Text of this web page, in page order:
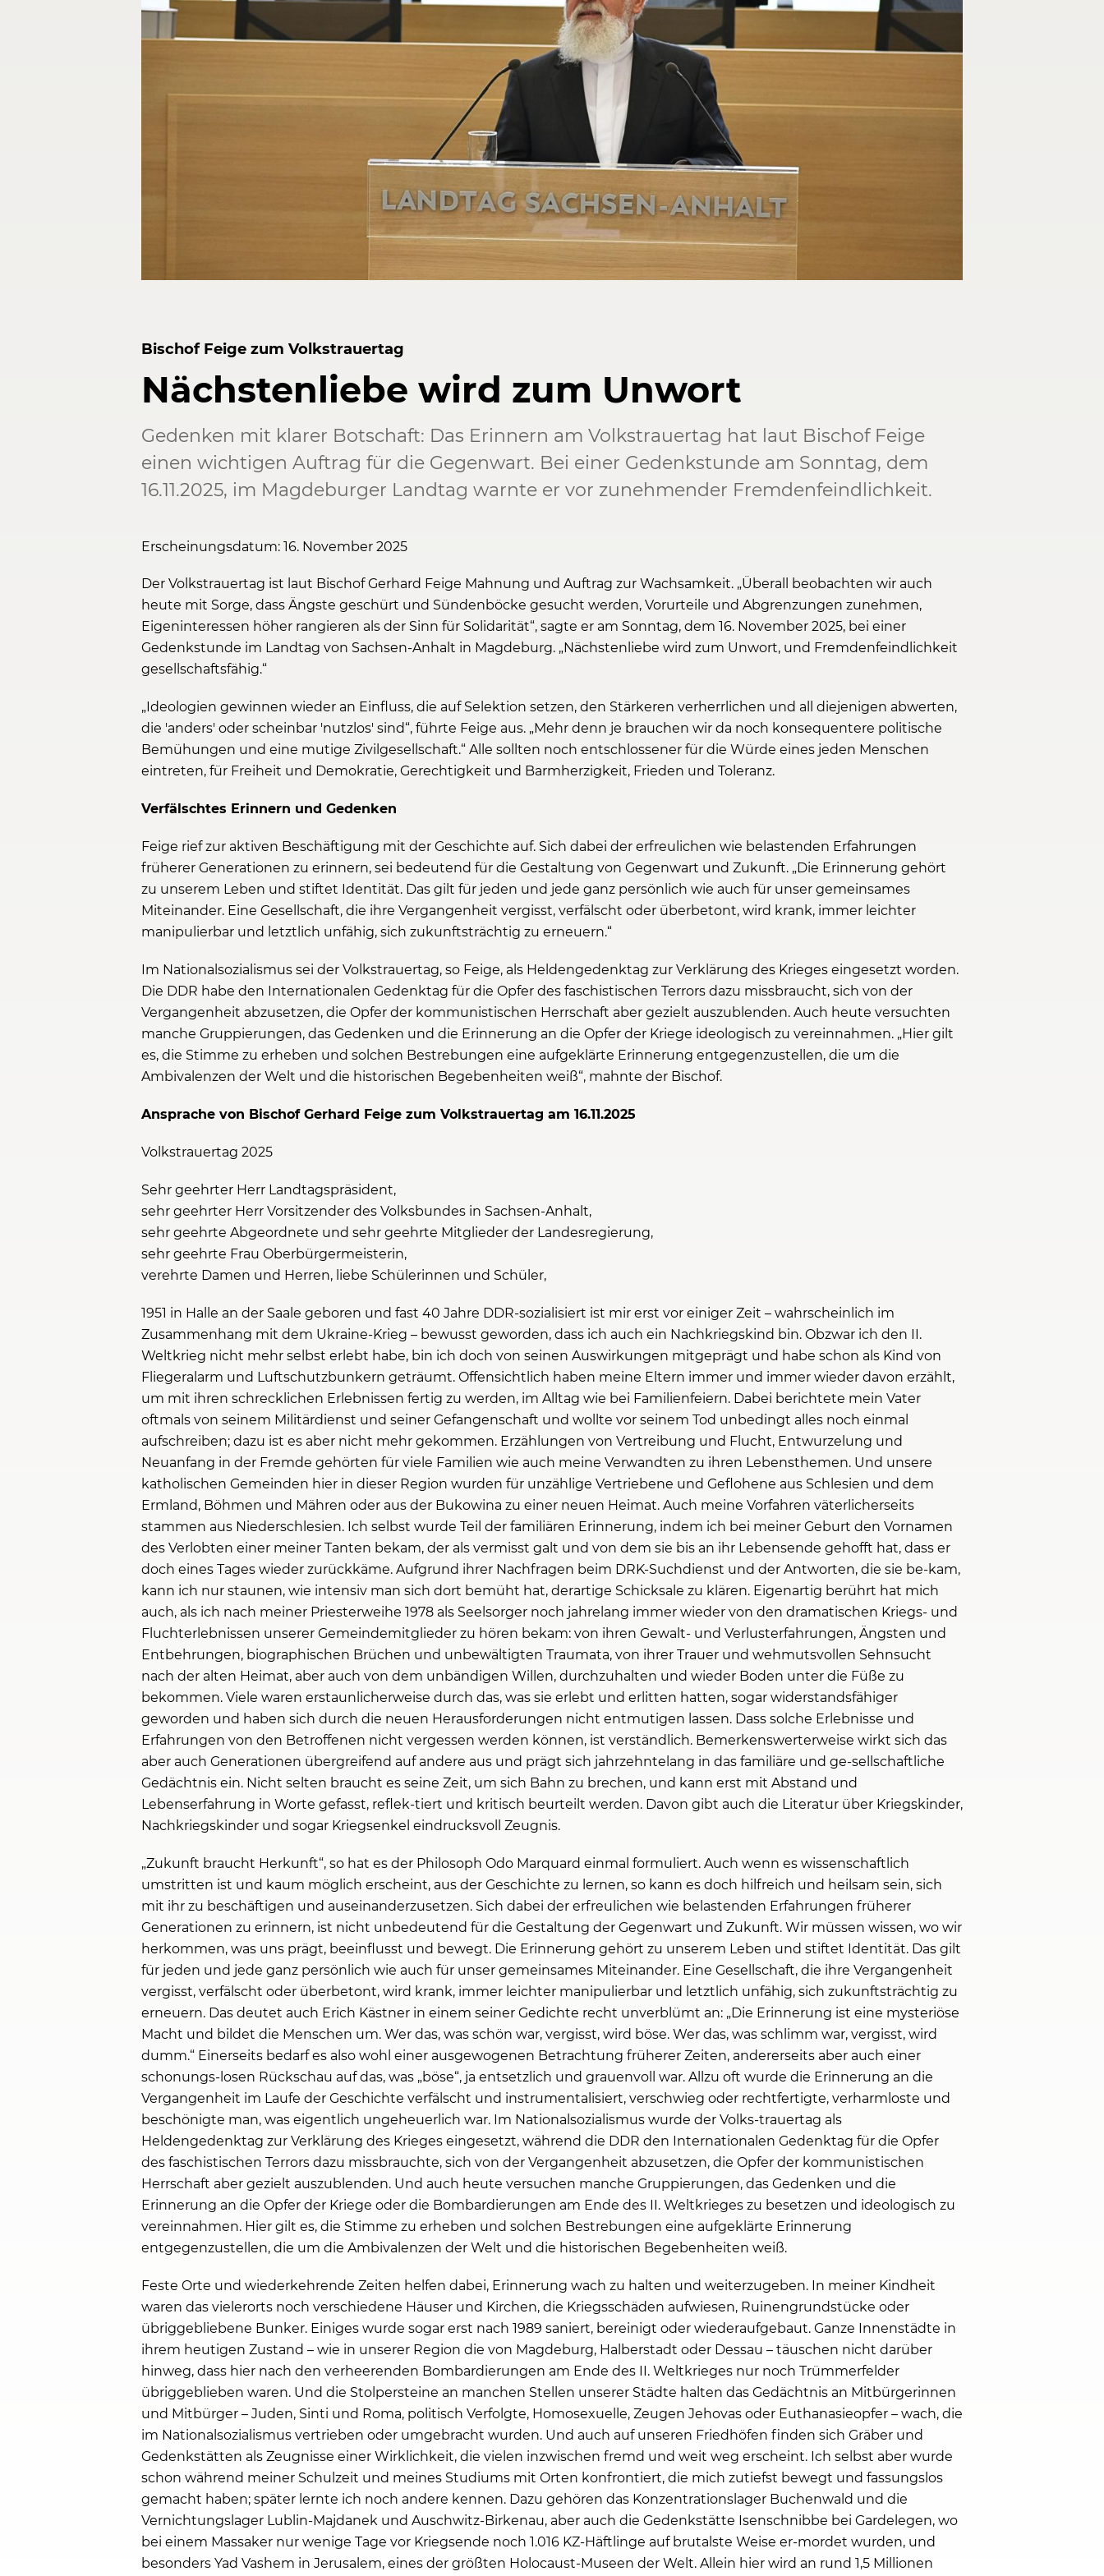
Bischof Feige zum Volkstrauertag
Nächstenliebe wird zum Unwort
Gedenken mit klarer Botschaft: Das Erinnern am Volkstrauertag hat laut Bischof Feige
einen wichtigen Auftrag für die Gegenwart. Bei einer Gedenkstunde am Sonntag, dem
16.11.2025, im Magdeburger Landtag warnte er vor zunehmender Fremdenfeindlichkeit.
Erscheinungsdatum: 16. November 2025
Der Volkstrauertag ist laut Bischof Gerhard Feige Mahnung und Auftrag zur Wachsamkeit. „Überall beobachten wir auch
heute mit Sorge, dass Ängste geschürt und Sündenböcke gesucht werden, Vorurteile und Abgrenzungen zunehmen,
Eigeninteressen höher rangieren als der Sinn für Solidarität“, sagte er am Sonntag, dem 16. November 2025, bei einer
Gedenkstunde im Landtag von Sachsen-Anhalt in Magdeburg. „Nächstenliebe wird zum Unwort, und Fremdenfeindlichkeit
gesellschaftsfähig.“
„Ideologien gewinnen wieder an Einfluss, die auf Selektion setzen, den Stärkeren verherrlichen und all diejenigen abwerten,
die 'anders' oder scheinbar 'nutzlos' sind“, führte Feige aus. „Mehr denn je brauchen wir da noch konsequentere politische
Bemühungen und eine mutige Zivilgesellschaft.“ Alle sollten noch entschlossener für die Würde eines jeden Menschen
eintreten, für Freiheit und Demokratie, Gerechtigkeit und Barmherzigkeit, Frieden und Toleranz.
Verfälschtes Erinnern und Gedenken
Feige rief zur aktiven Beschäftigung mit der Geschichte auf. Sich dabei der erfreulichen wie belastenden Erfahrungen
früherer Generationen zu erinnern, sei bedeutend für die Gestaltung von Gegenwart und Zukunft. „Die Erinnerung gehört
zu unserem Leben und stiftet Identität. Das gilt für jeden und jede ganz persönlich wie auch für unser gemeinsames
Miteinander. Eine Gesellschaft, die ihre Vergangenheit vergisst, verfälscht oder überbetont, wird krank, immer leichter
manipulierbar und letztlich unfähig, sich zukunftsträchtig zu erneuern.“
Im Nationalsozialismus sei der Volkstrauertag, so Feige, als Heldengedenktag zur Verklärung des Krieges eingesetzt worden.
Die DDR habe den Internationalen Gedenktag für die Opfer des faschistischen Terrors dazu missbraucht, sich von der
Vergangenheit abzusetzen, die Opfer der kommunistischen Herrschaft aber gezielt auszublenden. Auch heute versuchten
manche Gruppierungen, das Gedenken und die Erinnerung an die Opfer der Kriege ideologisch zu vereinnahmen. „Hier gilt
es, die Stimme zu erheben und solchen Bestrebungen eine aufgeklärte Erinnerung entgegenzustellen, die um die
Ambivalenzen der Welt und die historischen Begebenheiten weiß“, mahnte der Bischof.
Ansprache von Bischof Gerhard Feige zum Volkstrauertag am 16.11.2025
Volkstrauertag 2025
Sehr geehrter Herr Landtagspräsident,
sehr geehrter Herr Vorsitzender des Volksbundes in Sachsen-Anhalt,
sehr geehrte Abgeordnete und sehr geehrte Mitglieder der Landesregierung,
sehr geehrte Frau Oberbürgermeisterin,
verehrte Damen und Herren, liebe Schülerinnen und Schüler,
1951 in Halle an der Saale geboren und fast 40 Jahre DDR-sozialisiert ist mir erst vor einiger Zeit – wahrscheinlich im
Zusammenhang mit dem Ukraine-Krieg – bewusst geworden, dass ich auch ein Nachkriegskind bin. Obzwar ich den II.
Weltkrieg nicht mehr selbst erlebt habe, bin ich doch von seinen Auswirkungen mitgeprägt und habe schon als Kind von
Fliegeralarm und Luftschutzbunkern geträumt. Offensichtlich haben meine Eltern immer und immer wieder davon erzählt,
um mit ihren schrecklichen Erlebnissen fertig zu werden, im Alltag wie bei Familienfeiern. Dabei berichtete mein Vater
oftmals von seinem Militärdienst und seiner Gefangenschaft und wollte vor seinem Tod unbedingt alles noch einmal
aufschreiben; dazu ist es aber nicht mehr gekommen. Erzählungen von Vertreibung und Flucht, Entwurzelung und
Neuanfang in der Fremde gehörten für viele Familien wie auch meine Verwandten zu ihren Lebensthemen. Und unsere
katholischen Gemeinden hier in dieser Region wurden für unzählige Vertriebene und Geflohene aus Schlesien und dem
Ermland, Böhmen und Mähren oder aus der Bukowina zu einer neuen Heimat. Auch meine Vorfahren väterlicherseits
stammen aus Niederschlesien. Ich selbst wurde Teil der familiären Erinnerung, indem ich bei meiner Geburt den Vornamen
des Verlobten einer meiner Tanten bekam, der als vermisst galt und von dem sie bis an ihr Lebensende gehofft hat, dass er
doch eines Tages wieder zurückkäme. Aufgrund ihrer Nachfragen beim DRK-Suchdienst und der Antworten, die sie be-kam,
kann ich nur staunen, wie intensiv man sich dort bemüht hat, derartige Schicksale zu klären. Eigenartig berührt hat mich
auch, als ich nach meiner Priesterweihe 1978 als Seelsorger noch jahrelang immer wieder von den dramatischen Kriegs- und
Fluchterlebnissen unserer Gemeindemitglieder zu hören bekam: von ihren Gewalt- und Verlusterfahrungen, Ängsten und
Entbehrungen, biographischen Brüchen und unbewältigten Traumata, von ihrer Trauer und wehmutsvollen Sehnsucht
nach der alten Heimat, aber auch von dem unbändigen Willen, durchzuhalten und wieder Boden unter die Füße zu
bekommen. Viele waren erstaunlicherweise durch das, was sie erlebt und erlitten hatten, sogar widerstandsfähiger
geworden und haben sich durch die neuen Herausforderungen nicht entmutigen lassen. Dass solche Erlebnisse und
Erfahrungen von den Betroffenen nicht vergessen werden können, ist verständlich. Bemerkenswerterweise wirkt sich das
aber auch Generationen übergreifend auf andere aus und prägt sich jahrzehntelang in das familiäre und ge-sellschaftliche
Gedächtnis ein. Nicht selten braucht es seine Zeit, um sich Bahn zu brechen, und kann erst mit Abstand und
Lebenserfahrung in Worte gefasst, reflek-tiert und kritisch beurteilt werden. Davon gibt auch die Literatur über Kriegskinder,
Nachkriegskinder und sogar Kriegsenkel eindrucksvoll Zeugnis.
„Zukunft braucht Herkunft“, so hat es der Philosoph Odo Marquard einmal formuliert. Auch wenn es wissenschaftlich
umstritten ist und kaum möglich erscheint, aus der Geschichte zu lernen, so kann es doch hilfreich und heilsam sein, sich
mit ihr zu beschäftigen und auseinanderzusetzen. Sich dabei der erfreulichen wie belastenden Erfahrungen früherer
Generationen zu erinnern, ist nicht unbedeutend für die Gestaltung der Gegenwart und Zukunft. Wir müssen wissen, wo wir
herkommen, was uns prägt, beeinflusst und bewegt. Die Erinnerung gehört zu unserem Leben und stiftet Identität. Das gilt
für jeden und jede ganz persönlich wie auch für unser gemeinsames Miteinander. Eine Gesellschaft, die ihre Vergangenheit
vergisst, verfälscht oder überbetont, wird krank, immer leichter manipulierbar und letztlich unfähig, sich zukunftsträchtig zu
erneuern. Das deutet auch Erich Kästner in einem seiner Gedichte recht unverblümt an: „Die Erinnerung ist eine mysteriöse
Macht und bildet die Menschen um. Wer das, was schön war, vergisst, wird böse. Wer das, was schlimm war, vergisst, wird
dumm.“ Einerseits bedarf es also wohl einer ausgewogenen Betrachtung früherer Zeiten, andererseits aber auch einer
schonungs-losen Rückschau auf das, was „böse“, ja entsetzlich und grauenvoll war. Allzu oft wurde die Erinnerung an die
Vergangenheit im Laufe der Geschichte verfälscht und instrumentalisiert, verschwieg oder rechtfertigte, verharmloste und
beschönigte man, was eigentlich ungeheuerlich war. Im Nationalsozialismus wurde der Volks-trauertag als
Heldengedenktag zur Verklärung des Krieges eingesetzt, während die DDR den Internationalen Gedenktag für die Opfer
des faschistischen Terrors dazu missbrauchte, sich von der Vergangenheit abzusetzen, die Opfer der kommunistischen
Herrschaft aber gezielt auszublenden. Und auch heute versuchen manche Gruppierungen, das Gedenken und die
Erinnerung an die Opfer der Kriege oder die Bombardierungen am Ende des II. Weltkrieges zu besetzen und ideologisch zu
vereinnahmen. Hier gilt es, die Stimme zu erheben und solchen Bestrebungen eine aufgeklärte Erinnerung
entgegenzustellen, die um die Ambivalenzen der Welt und die historischen Begebenheiten weiß.
Feste Orte und wiederkehrende Zeiten helfen dabei, Erinnerung wach zu halten und weiterzugeben. In meiner Kindheit
waren das vielerorts noch verschiedene Häuser und Kirchen, die Kriegsschäden aufwiesen, Ruinengrundstücke oder
übriggebliebene Bunker. Einiges wurde sogar erst nach 1989 saniert, bereinigt oder wiederaufgebaut. Ganze Innenstädte in
ihrem heutigen Zustand – wie in unserer Region die von Magdeburg, Halberstadt oder Dessau – täuschen nicht darüber
hinweg, dass hier nach den verheerenden Bombardierungen am Ende des II. Weltkrieges nur noch Trümmerfelder
übriggeblieben waren. Und die Stolpersteine an manchen Stellen unserer Städte halten das Gedächtnis an Mitbürgerinnen
und Mitbürger – Juden, Sinti und Roma, politisch Verfolgte, Homosexuelle, Zeugen Jehovas oder Euthanasieopfer – wach, die
im Nationalsozialismus vertrieben oder umgebracht wurden. Und auch auf unseren Friedhöfen finden sich Gräber und
Gedenkstätten als Zeugnisse einer Wirklichkeit, die vielen inzwischen fremd und weit weg erscheint. Ich selbst aber wurde
schon während meiner Schulzeit und meines Studiums mit Orten konfrontiert, die mich zutiefst bewegt und fassungslos
gemacht haben; später lernte ich noch andere kennen. Dazu gehören das Konzentrationslager Buchenwald und die
Vernichtungslager Lublin-Majdanek und Auschwitz-Birkenau, aber auch die Gedenkstätte Isenschnibbe bei Gardelegen, wo
bei einem Massaker nur wenige Tage vor Kriegsende noch 1.016 KZ-Häftlinge auf brutalste Weise er-mordet wurden, und
besonders Yad Vashem in Jerusalem, eines der größten Holocaust-Museen der Welt. Allein hier wird an rund 1,5 Millionen